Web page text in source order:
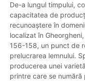
De-a lungul timpului,
capacitatea de
recunoaștere în
localizat în
156-158, un punct de
prelucrarea lemnului.
producerea unei
printre care se numără